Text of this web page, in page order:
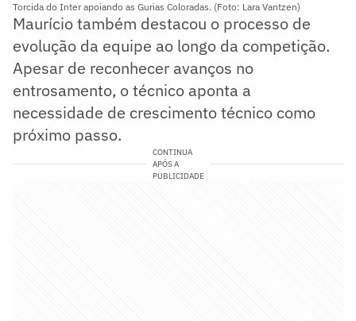
Torcida do Inter apoiando as Gurias Coloradas. (Foto: Lara Vantzen)
Maurício também destacou o processo de
evolução da equipe ao longo da competição.
Apesar de reconhecer avanços no
entrosamento, o técnico aponta a
necessidade de crescimento técnico como
próximo passo.
CONTINUA
APÓS A
PUBLICIDADE